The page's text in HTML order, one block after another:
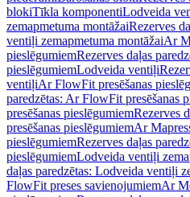
blokiTīkla komponentiLodveida
zemapmetuma montāžaiRezerves
ventiļi zemapmetuma montāžaiAr
pieslēgumiemRezerves daļas
pieslēgumiemLodveida ventiļi
ventiļiAr FlowFit presēšanas
paredzētas: Ar FlowFit presēšanas
presēšanas pieslēgumiemRezerves
presēšanas pieslēgumiemAr
pieslēgumiemRezerves daļas
pieslēgumiemLodveida ventiļi
daļas paredzētas: Lodveida ventiļi
FlowFit preses savienojumiemAr